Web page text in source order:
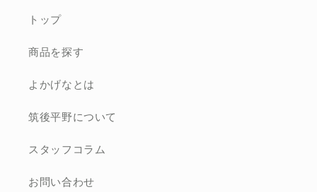
トップ
商品を探す
よかげなとは
筑後平野について
スタッフコラム
お問い合わせ